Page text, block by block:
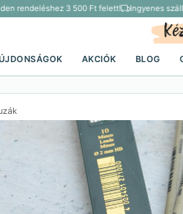
rendeléshez 3 500 Ft felett! Ingyenes
ÚJDONSÁGOK AKCIÓK BLOG